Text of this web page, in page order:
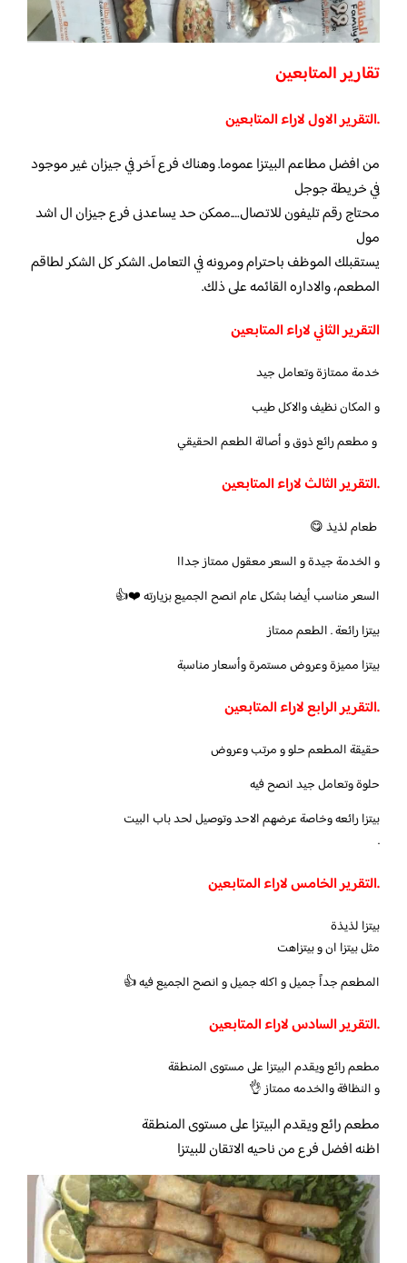
تقارير المتابعين
.التقرير الاول لاراء المتابعين
من افضل مطاعم البيتزا عموما. وهناك فرع آخر في جيزان غير موجود
في خريطة جوجل
محتاج رقم تليفون للاتصال….ممكن حد يساعدنى فرع جيزان ال اشد
مول
يستقبلك الموظف باحترام ومرونه في التعامل. الشكر كل الشكر لطاقم
المطعم، والاداره القائمه على ذلك.
التقرير الثاني لاراء المتابعين
خدمة ممتازة وتعامل جيد
و المكان نظيف والاكل طيب
و مطعم رائع ذوق و أصالة الطعم الحقيقي
.التقرير الثالث لاراء المتابعين
طعام لذيذ 😋
و الخدمة جيدةو السعر معقول ممتاز جداا
السعر مناسب أيضا بشكل عام انصح الجميع بزيارته ❤️👍
بيتزا رائعة . الطعم ممتاز
بيتزا مميزة وعروض مستمرة وأسعار مناسبة
.التقرير الرابع لاراء المتابعين
حقيقة المطعم حلو و مرتب وعروض
حلوة وتعامل جيد انصح فيه
بيتزا رائعه وخاصة عرضهم الاحد وتوصيل لحد باب البيت
.
.التقرير الخامس لاراء المتابعين
بيتزا لذيذة
مثل بيتزا ان و بيتزاهت
المطعم جداً جميل و اكله جميل و انصح الجميع فيه 👍
.التقرير السادس لاراء المتابعين
مطعم رائع ويقدم البيتزا على مستوى المنطقة
و النظافة والخدمه ممتاز 👌
مطعم رائع ويقدم البيتزا على مستوى المنطقة
اظنه افضل فرع من ناحيه الاتقان للبيتزا